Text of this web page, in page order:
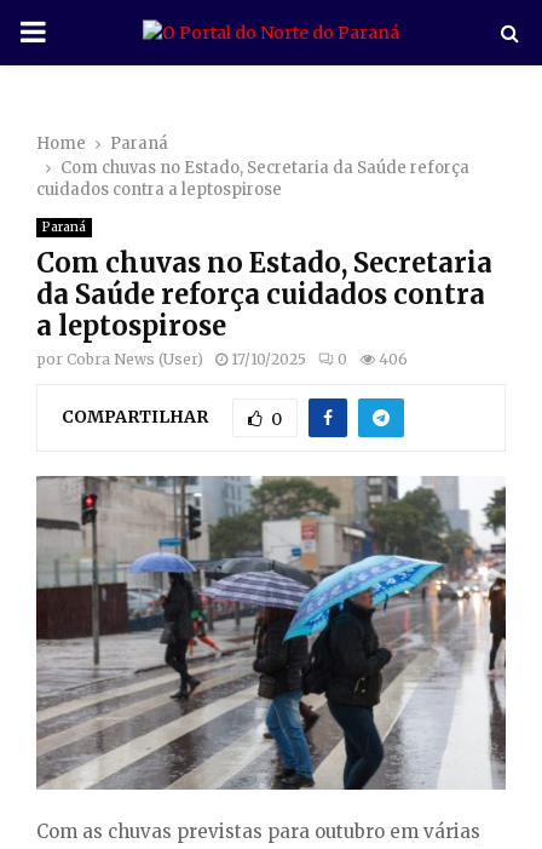
P
M
A
R
M
E
U
Home
Paraná
Com chuvas no Estado, Secretaria da Saúde reforça
cuidados contra a leptospirose
Paraná
Com chuvas no Estado, Secretaria
da Saúde reforça cuidados contra
a leptospirose
por Cobra News (User) 17/10/2025 0 406
COMPARTILHAR 0
Com as chuvas previstas para outubro em várias